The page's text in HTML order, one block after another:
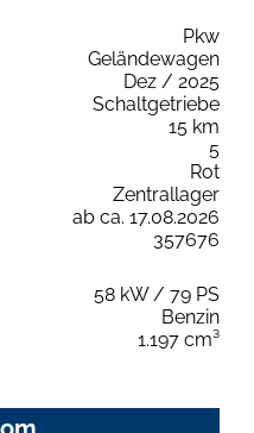
Pkw
Geländewagen
Dez / 2025
Schaltgetriebe
15 km
5
Rot
Zentrallager
ab ca. 17.08.2026
357676
58 kW / 79 PS
Benzin
1.197 cm³